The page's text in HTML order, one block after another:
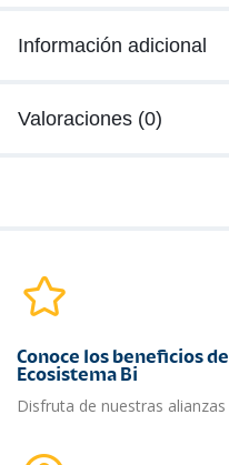
Información adicional
Valoraciones (0)
Conoce los beneficios de
Ecosistema Bi
Disfruta de nuestras alianzas